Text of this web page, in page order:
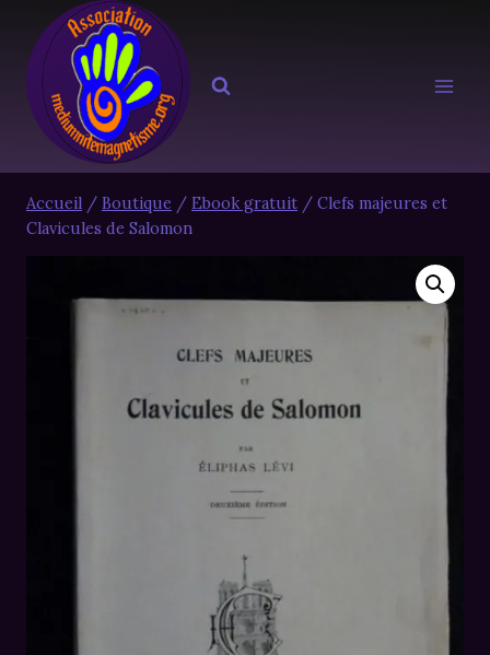
contenu
Accueil / Boutique / Ebook gratuit / Clefs majeures et
Clavicules de Salomon